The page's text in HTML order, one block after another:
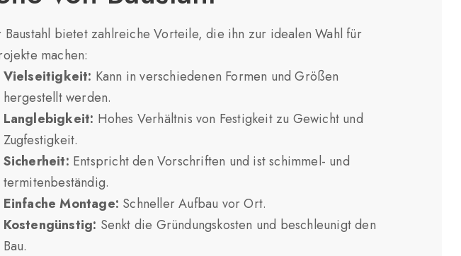
Baustahl bietet zahlreiche Vorteile, die ihn zur idealen Wahl für
machen:
Vielseitigkeit: Kann in verschiedenen Formen und Größen
hergestellt werden.
Langlebigkeit: Hohes Verhältnis von Festigkeit zu Gewicht und
Zugfestigkeit.
Sicherheit: Entspricht den Vorschriften und ist schimmel- und
termitenbeständig.
Einfache Montage: Schneller Aufbau vor Ort.
Kostengünstig: Senkt die Gründungskosten und beschleunigt den
Bau.